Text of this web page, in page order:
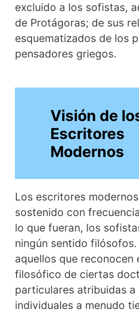
excluido a los sofistas,
de Protágoras; de sus
esquematizados de los
pensadores griegos.
Visión de
Escritores
Modernos
Los escritores
sostenido con
lo que fueran, los
ningún sentido
aquellos que reconocen
filosófico de ciertas
particulares atribuidas a
individuales a menudo